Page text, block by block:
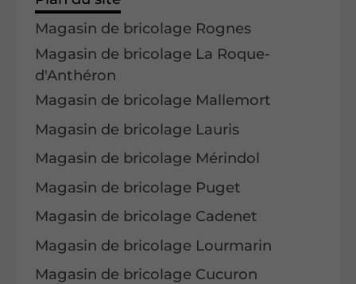
Magasin de bricolage Rognes
Magasin de bricolage La Roque-
d'Anthéron
Magasin de bricolage Mallemort
Magasin de bricolage Lauris
Magasin de bricolage Mérindol
Magasin de bricolage Puget
Magasin de bricolage Cadenet
Magasin de bricolage Lourmarin
Magasin de bricolage Cucuron